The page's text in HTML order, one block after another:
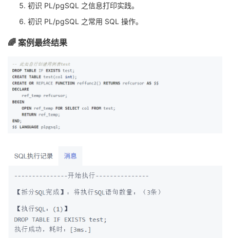
初识 PL/pgSQL 之信息打印实践。
初识 PL/pgSQL 之常用 SQL 操作。
🌈 案例最终结果